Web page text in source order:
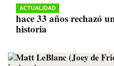
ACTUALIDAD
hace 33 años rechazó
historia